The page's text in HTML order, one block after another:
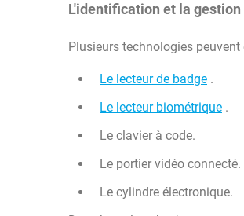
L'identification et la
Plusieurs technologies
Le lecteur de badge .
Le lecteur biométrique .
Le clavier à code.
Le portier vidéo connecté.
Le cylindre électronique.